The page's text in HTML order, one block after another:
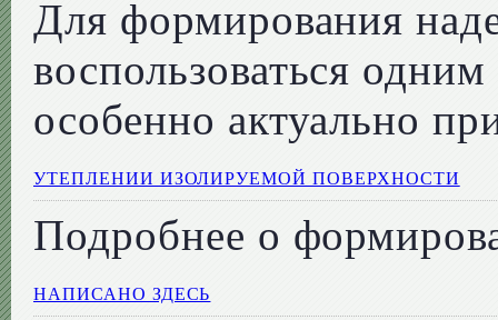
Для формирования
воспользоваться
особенно актуально
УТЕПЛЕНИИ ИЗОЛИРУЕМОЙ ПОВЕРХНОСТИ
Подробнее о
НАПИСАНО ЗДЕСЬ